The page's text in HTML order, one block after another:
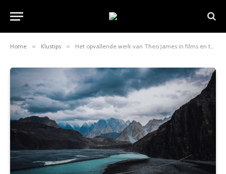
Home » Klustips » Het opvallende werk van Theo James in films en tv-programma’s